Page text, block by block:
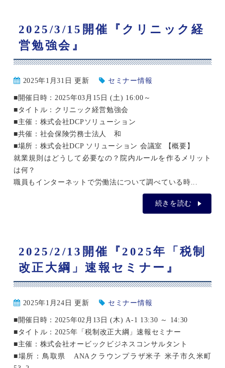
2025/3/15開催『クリニック経
営勉強会』
2025年1月31日 更新 セミナー情報
■開催日時：2025年03月15日 (土) 16:00～
■タイトル：クリニック経営勉強会
■主催：株式会社DCPソリューション
■共催：社会保険労務士法人 和
■場所：株式会社DCP ソリューション 会議室 【概要】
就業規則はどうして必要なの？院内ルールを作るメリット
は何？
職員もインターネットで労働法について調べている時...
続きを読む
2025/2/13開催『2025年「税制
改正大綱」速報セミナー』
2025年1月24日 更新 セミナー情報
■開催日時：2025年02月13日 (木) A-1 13:30 ～ 14:30
■タイトル：2025年「税制改正大綱」速報セミナー
■主催：株式会社オービックビジネスコンサルタント
■場所：鳥取県 ANAクラウンプラザ米子 米子市久米町